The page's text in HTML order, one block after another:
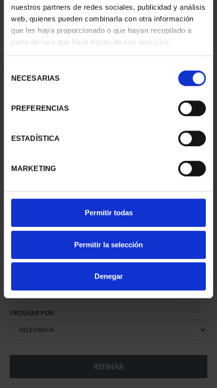
nuestros partners de redes sociales, publicidad y análisis
web, quienes pueden combinarla con otra información
que les haya proporcionado o que hayan recopilado a
partir del uso que haya hecho de sus servicios.
NECESARIAS
PREFERENCIAS
ESTADÍSTICA
MARKETING
Permitir todas
Permitir la selección
Denegar
REFINAR
1 Productos encontrados
CIUDADES PATRIMONIO
73,00 €
ORDENAR POR:
REFINAR